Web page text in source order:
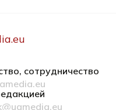
сотрудничество